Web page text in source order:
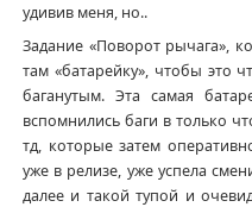
удивив меня, но..
Задание «Поворот рычага»,
там «батарейку», чтобы это
баганутым. Эта самая
вспомнились баги в только
тд, которые затем
уже в релизе, уже успела
далее и такой тупой и